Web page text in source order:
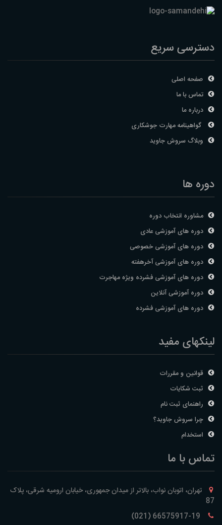
دسترسی سریع
صفحه اصلی
تماس با ما
درباره ما
گواهینامه مهارت جوشکاری
وبلاگ سروش جاوید
دوره ها
مشاوره انتخاب دوره
دوره های آموزشی عادی
دوره های آموزشی خصوصی
دوره های آموزشی آخرهفته
دوره های آموزشی فشرده ویژه مهاجرت
دوره آموزشی آنلاین
دوره های آموزشی فشرده
لینکهای مفید
قوانین و مقررات
ثبت شکایات
راهنمای ثبت نام
چرا سروش جاوید؟
استخدام
تماس با ما
تهران، اتوبان نواب، بالاتر از میدان جمهوری، خیابان ارومیه شرقی، پلاک
87